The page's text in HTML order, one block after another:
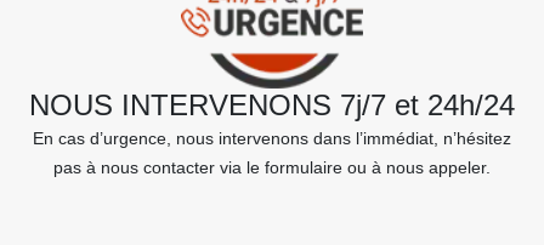
NOUS INTERVENONS 7j/7 et 24h/24
En cas d’urgence, nous intervenons dans l’immédiat, n’hésitez
pas à nous contacter via le formulaire ou à nous appeler.